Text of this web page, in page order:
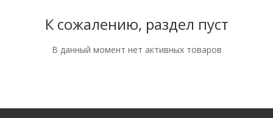
К сожалению, раздел пуст
В данный момент нет активных товаров